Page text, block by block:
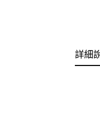
詳細